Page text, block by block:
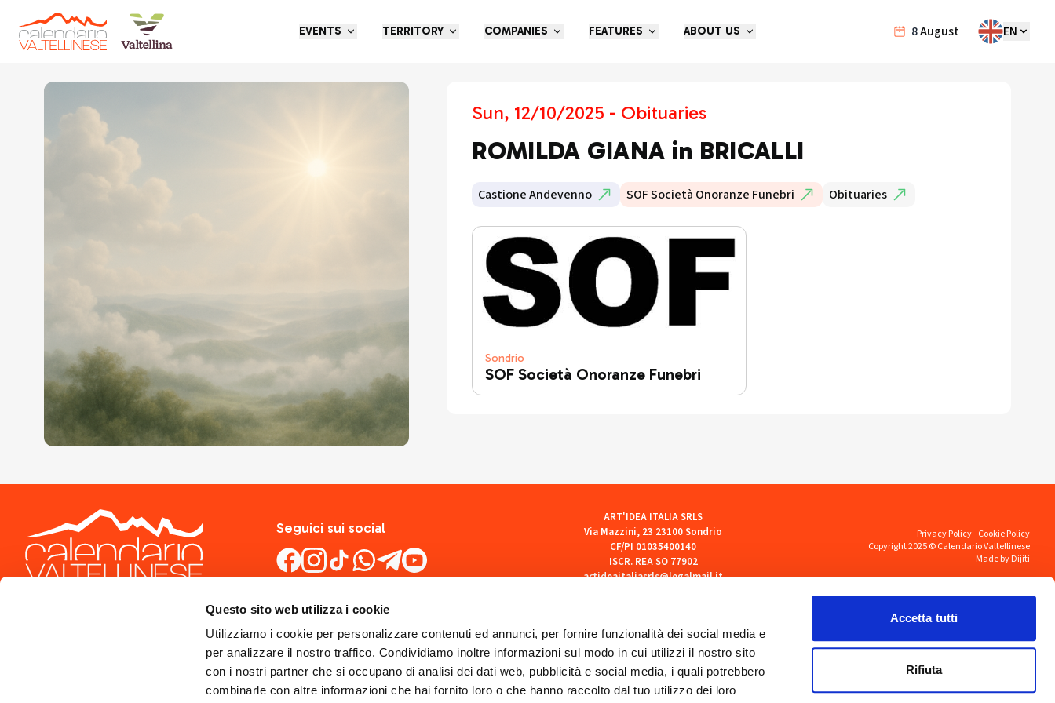
Questo sito web utilizza i cookie
Utilizziamo i cookie per personalizzare contenuti ed annunci, per fornire funzionalità dei social media e
per analizzare il nostro traffico. Condividiamo inoltre informazioni sul modo in cui utilizzi il nostro sito
con i nostri partner che si occupano di analisi dei dati web, pubblicità e social media, i quali potrebbero
combinarle con altre informazioni che hai fornito loro o che hanno raccolto dal tuo utilizzo dei loro
Accetta tutti
Rifiuta
8August EN
EVENTS TERRITORY COMPANIES FEATURES ABOUT US
Go back
Sun, 12/10/2025 - Obituaries
ROMILDA GIANA in BRICALLI
Castione Andevenno SOF Società Onoranze Funebri Obituaries
Sondrio
SOF Società Onoranze Funebri
Seguici sui social
ART'IDEA ITALIA SRLS
Via Mazzini, 23 23100 Sondrio
CF/PI 01035400140
ISCR. REA SO 77902
artideaitaliasrls@legalmail.it
Privacy Policy-Cookie Policy
Copyright 2025 © Calendario Valtellinese
Made by Dijiti